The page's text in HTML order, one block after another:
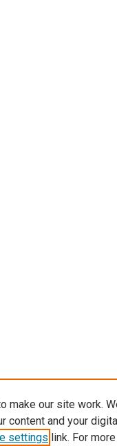
make our site work.
content and your
settings link. For